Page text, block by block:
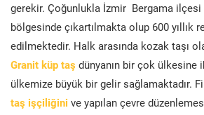
gerekir. Çoğunlukla İzmir Bergama ilçesi
bölgesinde çıkartılmakta olup 600 yıllık
edilmektedir. Halk arasında kozak taşı
Granit küp taş dünyanın bir çok ülkesine
ülkemize büyük bir gelir sağlamaktadır.
taş işçiliğini ve yapılan çevre